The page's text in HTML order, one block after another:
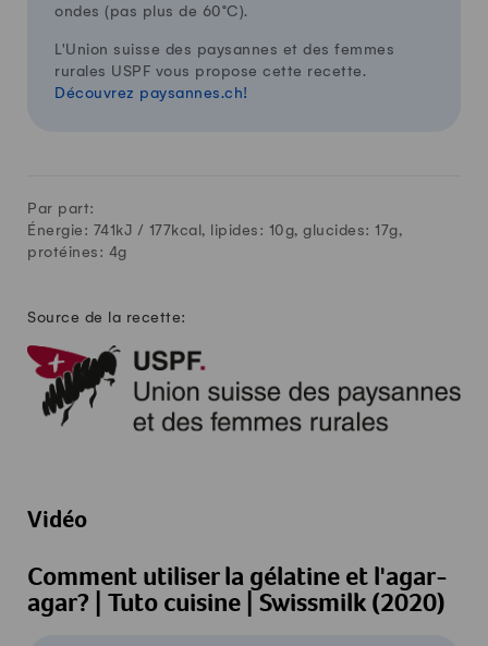
ondes (pas plus de 60°C).
L'Union suisse des paysannes et des femmes
rurales USPF vous propose cette recette.
Découvrez paysannes.ch!
Par part:
Énergie: 741kJ / 177kcal, lipides: 10g, glucides: 17g,
protéines: 4g
Source de la recette:
Vidéo
Comment utiliser la gélatine et l'agar-
agar? | Tuto cuisine | Swissmilk (2020)